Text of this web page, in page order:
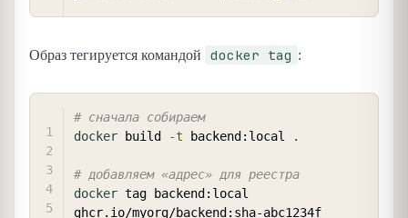
Образ тегируется командой docker tag :
# сначала собираем
docker build -t backend:local .
# добавляем «адрес» для реестра
docker tag backend:local